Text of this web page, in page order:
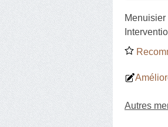
Menuisier
Autres